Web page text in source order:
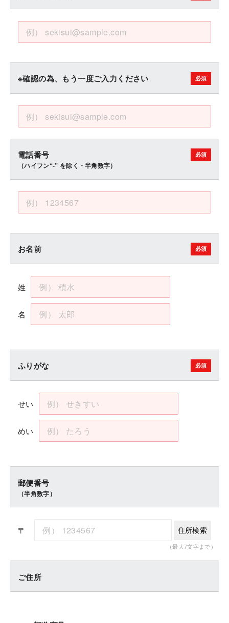
※確認の為、もう一度ご入力ください
電話番号
（ハイフン“-” を除く・半角数字）
お名前
姓
名
ふりがな
せい
めい
郵便番号
（半角数字）
〒
（最大7文字まで）
住所検索
ご住所